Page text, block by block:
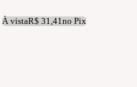
À vistaR$ 31,41no Pix